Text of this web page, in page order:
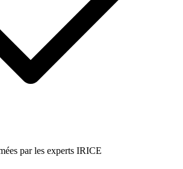
par les experts IRICE